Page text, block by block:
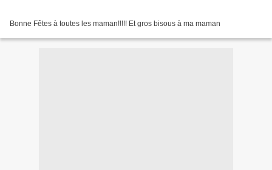
Bonne Fêtes à toutes les maman!!!!! Et gros bisous à ma maman